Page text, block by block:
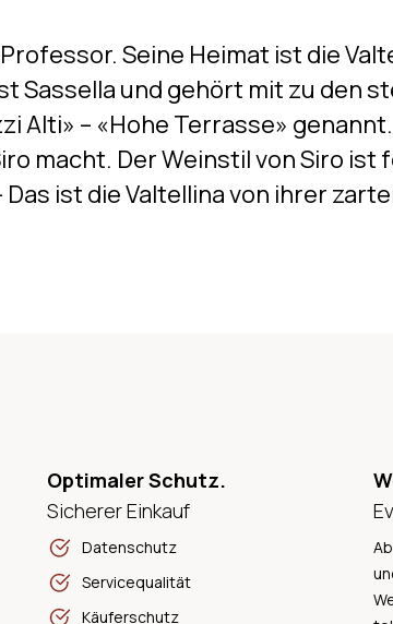
Seine Heimat ist die
Sassella und gehört mit zu den
Alti» – «Hohe Terrasse»
macht. Der Weinstil von Siro ist
ist die Valtellina von ihrer
Optimaler Schutz.
Sicherer Einkauf
Datenschutz
Servicequalität
Käuferschutz